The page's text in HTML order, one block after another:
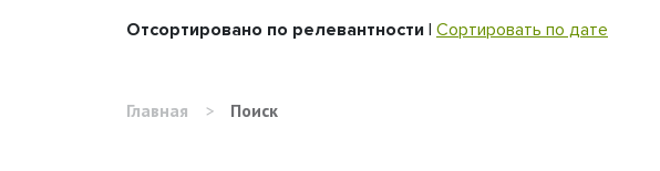
Отсортировано по релевантности | Сортировать по дате
Главная > Поиск